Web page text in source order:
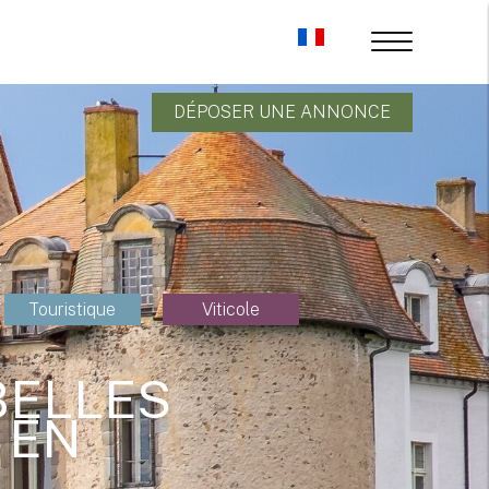
DÉPOSER UNE ANNONCE
Touristique Viticole